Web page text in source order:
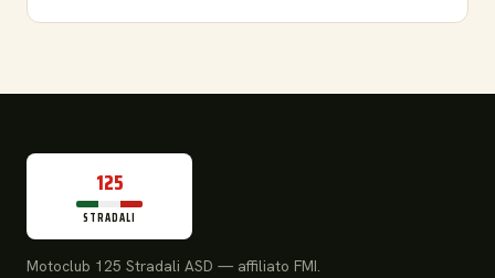
125
STRADALI
Motoclub 125 Stradali ASD — affiliato FMI.